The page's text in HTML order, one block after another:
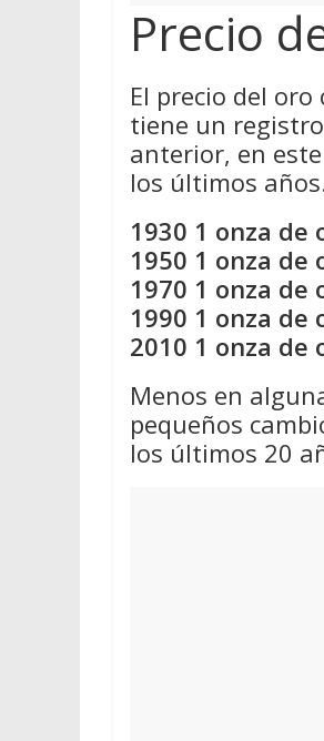
Precio
El precio del
tiene un
anterior, en
los últimos
1930 1 onza de
1950 1 onza de
1970 1 onza de
1990 1 onza de
2010 1 onza de
Menos en
pequeños
los últimos 20